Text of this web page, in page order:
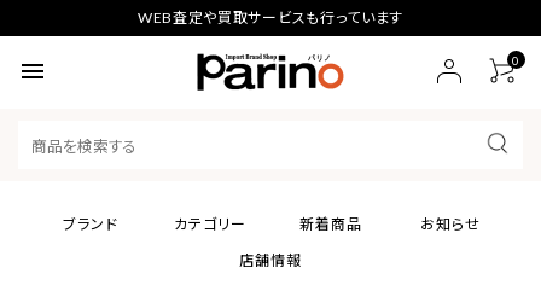
WEB査定や買取サービスも行っています
menu 0
ブランド カテゴリー 新着商品
お知らせ
店舗情報